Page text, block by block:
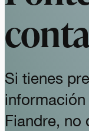
Si tienes
Fiandre, no